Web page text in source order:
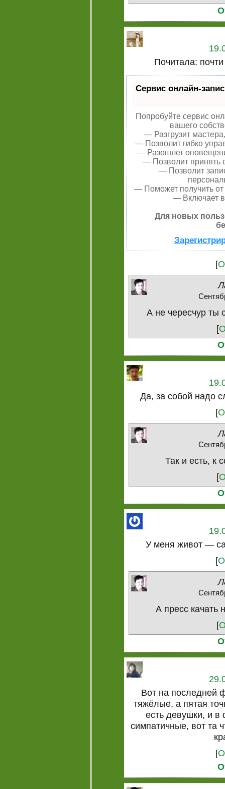
Почитала:
Сервис онлайн-
Попробуйте сервис
вашего
— Разгрузит
— Позволит гибко
— Разошлет
— Позволит принять
— Позволит
— Поможет получить от
— Включает
Для новых
[
А не чересчур ты
[
Да, за собой надо
[
Так и есть, к
[
У меня живот —
[
А пресс качать
[
Вот на последней
тяжёлые, а пятая
есть девушки, и
симпатичные, вот та
[